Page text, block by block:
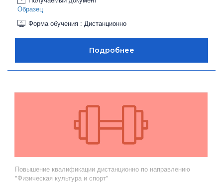
Образец
Форма обучения : Дистанционно
Повышение квалификации дистанционно по направлению
"Физическая культура и спорт"